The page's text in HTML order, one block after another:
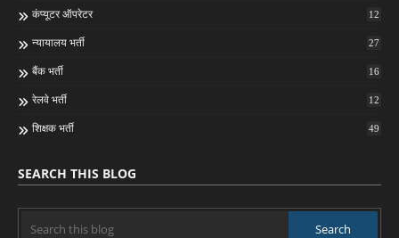
कंप्यूटर ऑपरेटर 12
न्यायालय भर्ती 27
बैंक भर्ती 16
रेलवे भर्ती 12
शिक्षक भर्ती 49
SEARCH THIS BLOG